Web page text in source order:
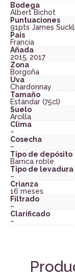
Bodega
Albert Bichot
Puntuaciones
91pts James
País
Francia
Añada
2015 2017
Zona
Borgoña
Uva
Chardonnay
Tamaño
Estándar (75cl)
Suelo
Arcilla
Clima
–
Cosecha
–
Tipo de depósito
Barrica roble
Tipo de levadura
–
Crianza
16 meses
Filtrado
–
Clarificado
–